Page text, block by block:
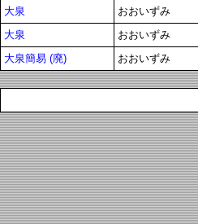
大泉
おおいずみ
大泉
おおいずみ
大泉簡易 (廃)
おおいずみ